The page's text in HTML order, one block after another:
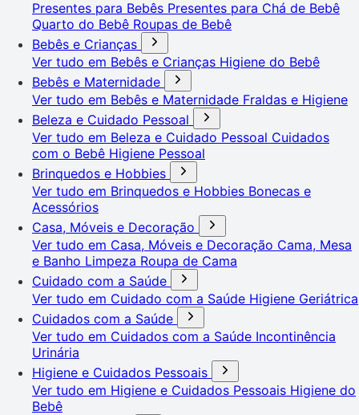
Presentes para Bebês Presentes para Chá de Bebê
Quarto do Bebê Roupas de Bebê
Bebês e Crianças
Ver tudo em Bebês e Crianças Higiene do Bebê
Bebês e Maternidade
Ver tudo em Bebês e Maternidade Fraldas e Higiene
Beleza e Cuidado Pessoal
Ver tudo em Beleza e Cuidado Pessoal Cuidados
com o Bebê Higiene Pessoal
Brinquedos e Hobbies
Ver tudo em Brinquedos e Hobbies Bonecas e
Acessórios
Casa, Móveis e Decoração
Ver tudo em Casa, Móveis e Decoração Cama, Mesa
e Banho Limpeza Roupa de Cama
Cuidado com a Saúde
Ver tudo em Cuidado com a Saúde Higiene Geriátrica
Cuidados com a Saúde
Ver tudo em Cuidados com a Saúde Incontinência
Urinária
Higiene e Cuidados Pessoais
Ver tudo em Higiene e Cuidados Pessoais Higiene do
Bebê